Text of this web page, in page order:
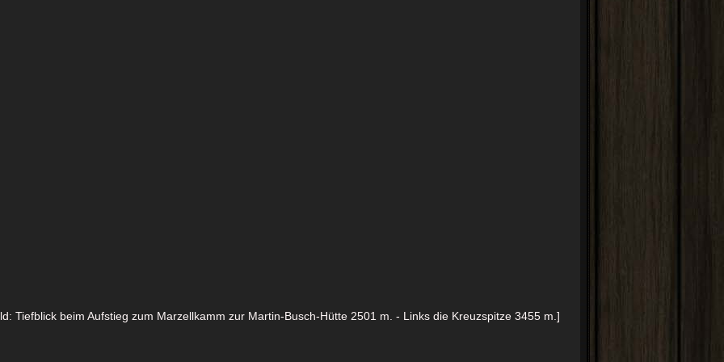
Tiefblick beim Aufstieg zum Marzellkamm zur Martin-Busch-Hütte 2501 m. - Links die Kreuzspitze 3455 m.]